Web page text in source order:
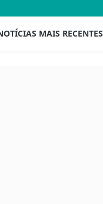
MAIS RECENTES